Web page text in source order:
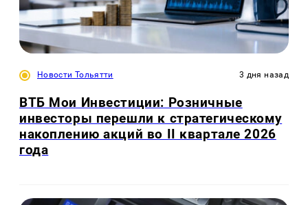
Новости Тольятти 3 дня назад
ВТБ Мои Инвестиции: Розничные
инвесторы перешли к стратегическому
накоплению акций во II квартале 2026
года